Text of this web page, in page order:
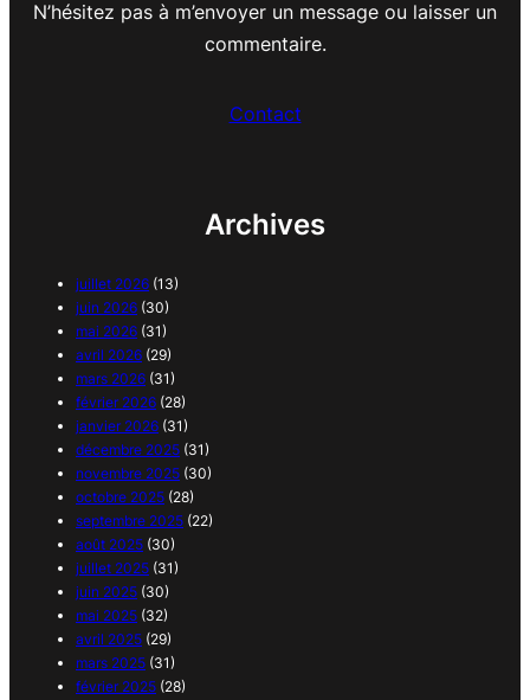
N’hésitez pas à m’envoyer un message ou laisser un
commentaire.
Contact
Archives
juillet 2026 (13)
juin 2026 (30)
mai 2026 (31)
avril 2026 (29)
mars 2026 (31)
février 2026 (28)
janvier 2026 (31)
décembre 2025 (31)
novembre 2025 (30)
octobre 2025 (28)
septembre 2025 (22)
août 2025 (30)
juillet 2025 (31)
juin 2025 (30)
mai 2025 (32)
avril 2025 (29)
mars 2025 (31)
février 2025 (28)